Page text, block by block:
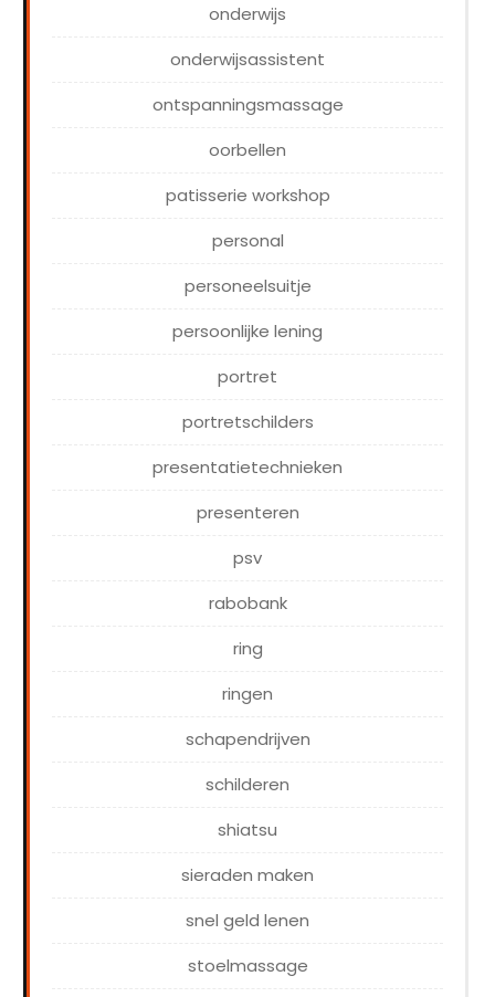
onderwijs
onderwijsassistent
ontspanningsmassage
oorbellen
patisserie workshop
personal
personeelsuitje
persoonlijke lening
portret
portretschilders
presentatietechnieken
presenteren
psv
rabobank
ring
ringen
schapendrijven
schilderen
shiatsu
sieraden maken
snel geld lenen
stoelmassage